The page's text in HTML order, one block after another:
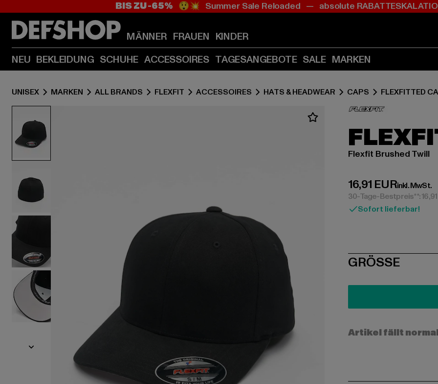
Zum
(Enter
drücken)
Zum
(Enter
drücken)
BIS ZU -65% 😲💥 Summer Sale Reloaded — absolute
MÄNNER FRAUEN KINDER
NEU BEKLEIDUNG SCHUHE ACCESSOIRES TAGESANGEBOTE SALE MARKEN
UNISEX MARKEN ALL BRANDS FLEXFIT ACCESSOIRES HATS & HEADWEAR CAPS FLEXFITTED
Flexfit Brushed Twill
16,91 EUR
Derzeitiger Preis:
inkl. MwSt.
30-Tage-Bestpreis**: 16,91
Sofort lieferbar!
SIZE
GRÖSSE
Artikel fällt